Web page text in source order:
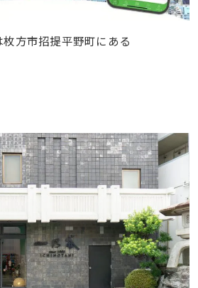
方市招提平野町にある